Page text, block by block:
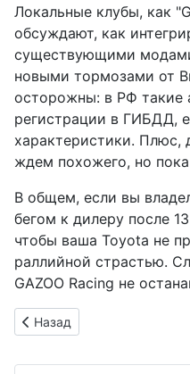
Локальные клубы, как
обсуждают, как
существующими
новыми тормозами от
осторожны: в РФ такие
регистрации в ГИБДД,
характеристики. Плюс,
ждем похожего, но
В общем, если вы
бегом к дилеру после
чтобы ваша Toyota не
раллийной страстью.
GAZOO Racing не
Предыдущий: REXEV
Назад